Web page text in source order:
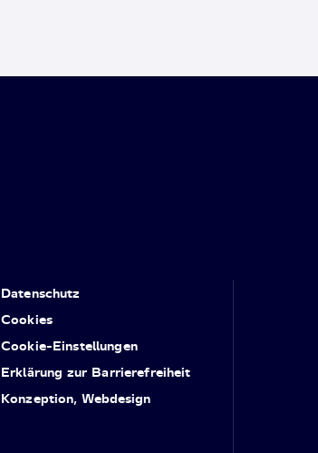
Datenschutz
Cookies
Cookie-Einstellungen
Erklärung zur Barrierefreiheit
Konzeption, Webdesign